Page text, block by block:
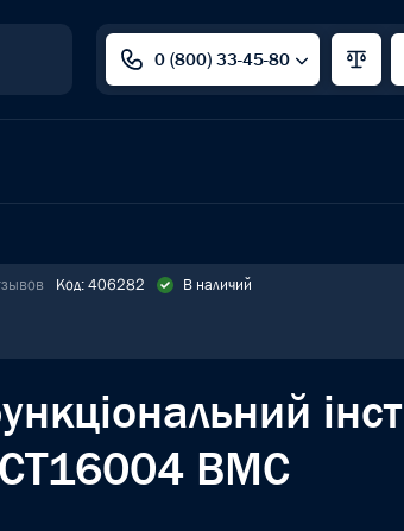
0 (800) 33-45-80
Код: 406282 В наличий
BMC